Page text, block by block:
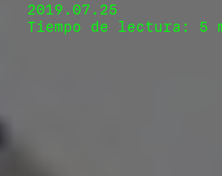
2019.07.25
Tiempo de lectura: 5